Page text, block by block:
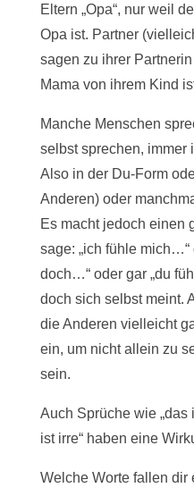
Eltern „Opa“, nur weil
Opa ist. Partner
sagen zu ihrer
Mama von ihrem Kind
Manche Menschen
selbst sprechen, immer
Also in der Du-Form
Anderen) oder
Es macht jedoch einen
sage: „ich fühle mich…“
doch…“ oder gar „du
doch sich selbst meint.
die Anderen vielleicht
ein, um nicht allein zu
sein.
Auch Sprüche wie „das
ist irre“ haben eine
Welche Worte fallen dir